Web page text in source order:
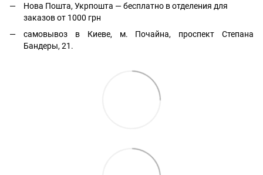
Нова Пошта, Укрпошта — бесплатно в отделения для
заказов от 1000 грн
самовывоз в Киеве, м. Почайна, проспект Степана
Бандеры, 21.